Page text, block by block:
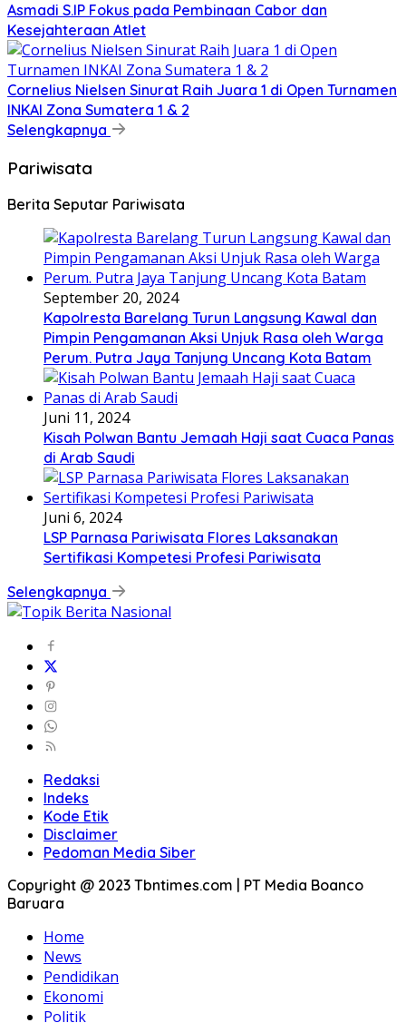
Asmadi S.IP Fokus pada Pembinaan Cabor dan
Kesejahteraan Atlet
Cornelius Nielsen Sinurat Raih Juara 1 di Open Turnamen
INKAI Zona Sumatera 1 & 2
Selengkapnya
Pariwisata
Berita Seputar Pariwisata
September 20, 2024
Kapolresta Barelang Turun Langsung Kawal dan
Pimpin Pengamanan Aksi Unjuk Rasa oleh Warga
Perum. Putra Jaya Tanjung Uncang Kota Batam
Juni 11, 2024
Kisah Polwan Bantu Jemaah Haji saat Cuaca Panas
di Arab Saudi
Juni 6, 2024
LSP Parnasa Pariwisata Flores Laksanakan
Sertifikasi Kompetesi Profesi Pariwisata
Selengkapnya
Redaksi
Indeks
Kode Etik
Disclaimer
Pedoman Media Siber
Copyright @ 2023 Tbntimes.com | PT Media Boanco
Baruara
Home
News
Pendidikan
Ekonomi
Politik